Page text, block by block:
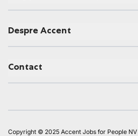
Despre Accent
Contact
Copyright © 2025 Accent Jobs for People NV